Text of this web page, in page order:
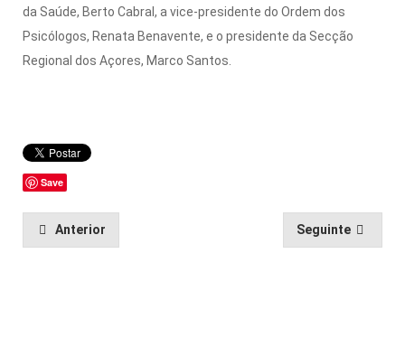
da Saúde, Berto Cabral, a vice-presidente do Ordem dos
Psicólogos, Renata Benavente, e o presidente da Secção
Regional dos Açores, Marco Santos.
Save
Anterior Seguinte